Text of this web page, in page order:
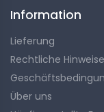
Entdecken Sie
Intensität und
ausgewogenen
Pinot Noir,
schaffen eine
Frische und
Information
Lieferung
Rechtliche Hinweise
Über uns